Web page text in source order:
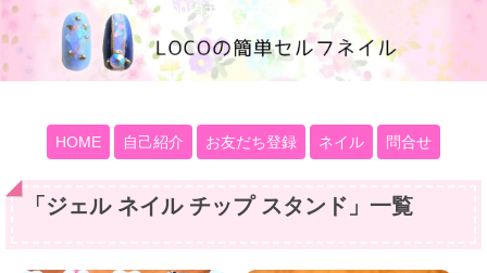
100均大好きママブログ
HOME 自己紹介 お友だち登録 ネイル 問合せ
「 ジェル ネイル チップ スタンド 」 一覧